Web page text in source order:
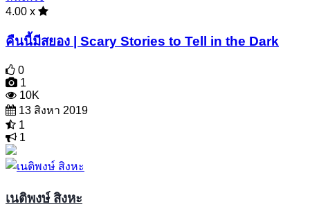
4.00 x
คืนนี้มีสยอง | Scary Stories to Tell in the Dark
0
1
10K
13 สิงหา 2019
1
1
เนติพงษ์ สิงหะ